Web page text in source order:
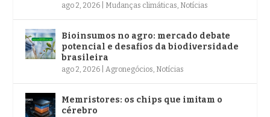
ago 2, 2026 Mudanças climáticas, Notícias
Bioinsumos no agro: mercado debate
potencial e desafios da biodiversidade
brasileira
ago 2, 2026 |Agronegócios, Notícias
Memristores: os chips que imitam o
cérebro